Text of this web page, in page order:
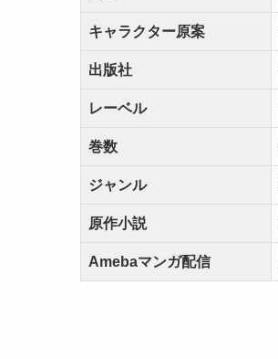
キャラクター原案
出版社
レーベル
巻数
ジャンル
原作小説
Amebaマンガ配信